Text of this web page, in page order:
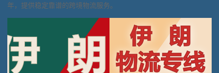
年，提供稳定靠谱的跨境物流服务。